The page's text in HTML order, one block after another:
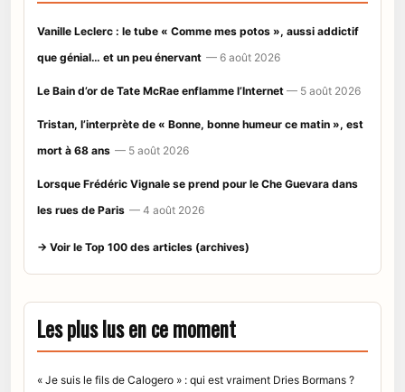
Vanille Leclerc : le tube « Comme mes potos », aussi addictif
que génial… et un peu énervant — 6 août 2026
Le Bain d’or de Tate McRae enflamme l’Internet — 5 août 2026
Tristan, l’interprète de « Bonne, bonne humeur ce matin », est
mort à 68 ans — 5 août 2026
Lorsque Frédéric Vignale se prend pour le Che Guevara dans
les rues de Paris — 4 août 2026
→ Voir le Top 100 des articles (archives)
Les plus lus en ce moment
« Je suis le fils de Calogero » : qui est vraiment Dries Bormans ?